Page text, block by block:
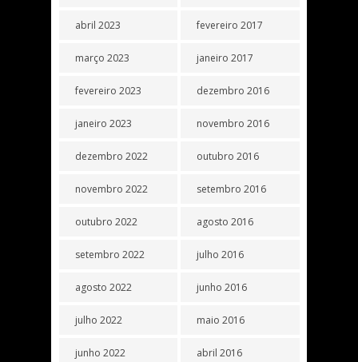
abril 2023
março 2023
fevereiro 2023
janeiro 2023
dezembro 2022
novembro 2022
outubro 2022
setembro 2022
agosto 2022
julho 2022
junho 2022
fevereiro 2017
janeiro 2017
dezembro 2016
novembro 2016
outubro 2016
setembro 2016
agosto 2016
julho 2016
junho 2016
maio 2016
abril 2016